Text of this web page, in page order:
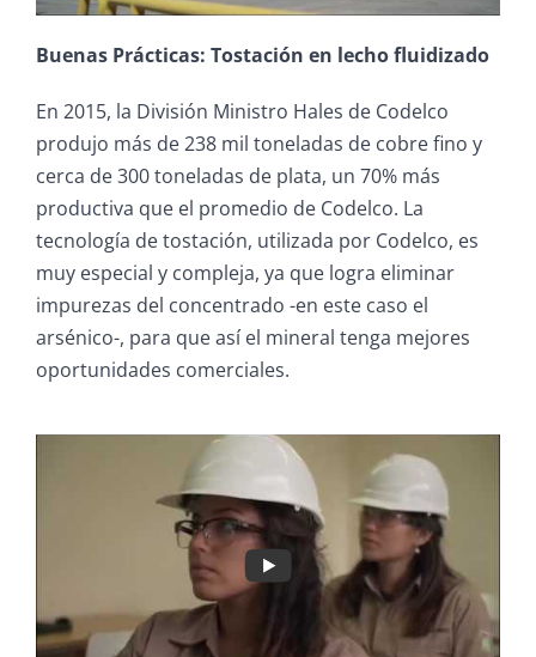
Buenas Prácticas: Tostación en lecho fluidizado
En 2015, la División Ministro Hales de Codelco
produjo más de 238 mil toneladas de cobre fino y
cerca de 300 toneladas de plata, un 70% más
productiva que el promedio de Codelco. La
tecnología de tostación, utilizada por Codelco, es
muy especial y compleja, ya que logra eliminar
impurezas del concentrado -en este caso el
arsénico-, para que así el mineral tenga mejores
oportunidades comerciales.